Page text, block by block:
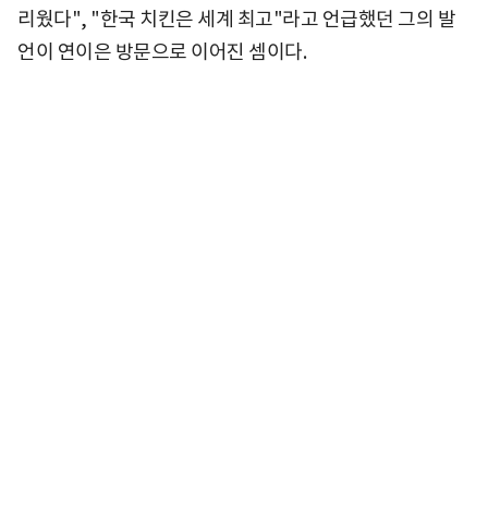
리웠다", "한국 치킨은 세계 최고"라고 언급했던 그의 발
언이 연이은 방문으로 이어진 셈이다.